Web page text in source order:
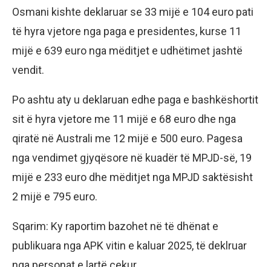
Osmani kishte deklaruar se 33 mijë e 104 euro pati
të hyra vjetore nga paga e presidentes, kurse 11
mijë e 639 euro nga mëditjet e udhëtimet jashtë
vendit.
Po ashtu aty u deklaruan edhe paga e bashkëshortit
sit ë hyra vjetore me 11 mijë e 68 euro dhe nga
qiratë në Australi me 12 mijë e 500 euro. Pagesa
nga vendimet gjyqësore në kuadër të MPJD-së, 19
mijë e 233 euro dhe mëditjet nga MPJD saktësisht
2 mijë e 795 euro.
Sqarim: Ky raportim bazohet në të dhënat e
publikuara nga APK vitin e kaluar 2025, të deklruar